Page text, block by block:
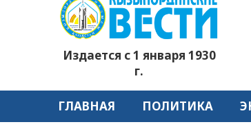
Издается с 1 января 1930
г.
ГЛАВНАЯ ПОЛИТИКА